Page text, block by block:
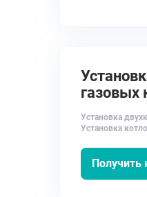
газовых
Установка
Установка
Получить